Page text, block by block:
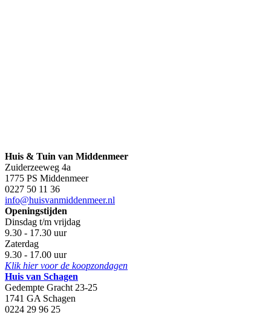
Huis & Tuin van Middenmeer
Zuiderzeeweg 4a
1775 PS Middenmeer
0227 50 11 36
info@huisvanmiddenmeer.nl
Openingstijden
Dinsdag t/m vrijdag
9.30 - 17.30 uur
Zaterdag
9.30 - 17.00 uur
Klik hier voor de koopzondagen
Huis van Schagen
Gedempte Gracht 23-25
1741 GA Schagen
0224 29 96 25